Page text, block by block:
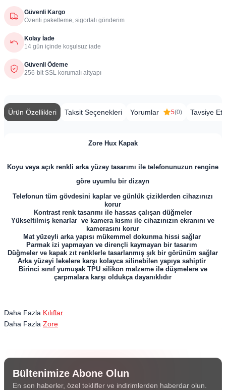
Güvenli Kargo
Özenli paketleme, sigortalı gönderim
Kolay İade
14 gün içinde koşulsuz iade
Güvenli Ödeme
256-bit SSL korumalı altyapı
Ürün Özellikleri Taksit Seçenekleri Yorumlar 5(0) Tavsiye Et
Zore Hux Kapak
Koyu veya açık renkli arka yüzey tasarımı ile telefonunuzun rengine
göre uyumlu bir dizayn
Telefonun tüm gövdesini kaplar ve günlük çiziklerden cihazınızı
korur
Kontrast renk tasarımı ile hassas çalışan düğmeler
Yükseltilmiş kenarlar ve kamera kısmı ile cihazınızın ekranını ve
kamerasını korur
Mat yüzeyli arka yapısı mükemmel dokunma hissi sağlar
Parmak izi yapmayan ve dirençli kaymayan bir tasarım
Düğmeler ve kapak zıt renklerle tasarlanmış şık bir görünüm sağlar
Arka yüzeyi lekelere karşı kolayca silinebilen yapıya sahiptir
Birinci sınıf yumuşak TPU silikon malzeme ile düşmelere ve
çarpmalara karşı oldukça dayanıklıdır
Daha Fazla Kılıflar
Daha Fazla Zore
Bültenimize Abone Olun
En son haberler, özel teklifler ve indirimlerden haberdar olun.